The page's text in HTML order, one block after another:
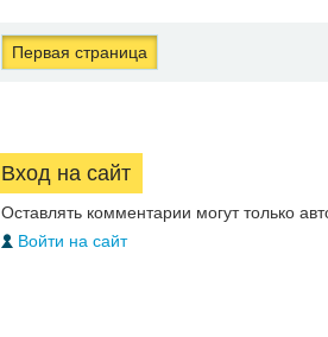
Первая страница
Вход на сайт
Оставлять комментарии могут только
Войти на сайт